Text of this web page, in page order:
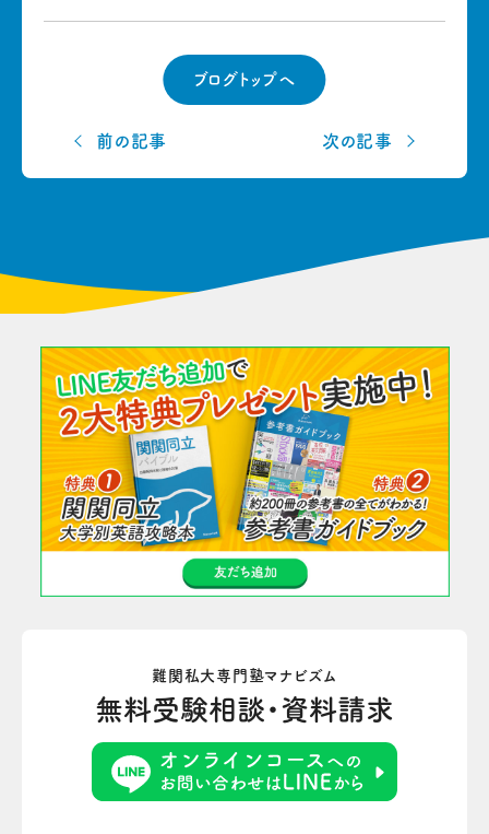
前の記事
ブログトップへ
次の記事
難関私大専門塾マナビズム
無料受験相談・資料請求